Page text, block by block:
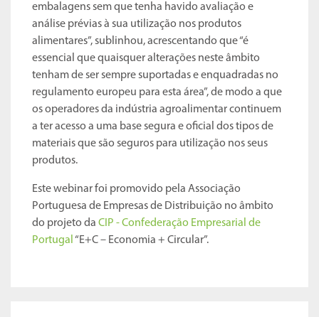
embalagens sem que tenha havido avaliação e
análise prévias à sua utilização nos produtos
alimentares”, sublinhou, acrescentando que “é
essencial que quaisquer alterações neste âmbito
tenham de ser sempre suportadas e enquadradas no
regulamento europeu para esta área”, de modo a que
os operadores da indústria agroalimentar continuem
a ter acesso a uma base segura e oficial dos tipos de
materiais que são seguros para utilização nos seus
produtos.
Este webinar foi promovido pela Associação
Portuguesa de Empresas de Distribuição no âmbito
do projeto da CIP - Confederação Empresarial de
Portugal “E+C – Economia + Circular”.